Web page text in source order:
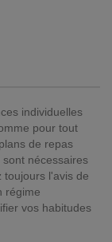
individuelles
pour tout
de repas
nécessaires
toujours l'avis de
régime
vos habitudes